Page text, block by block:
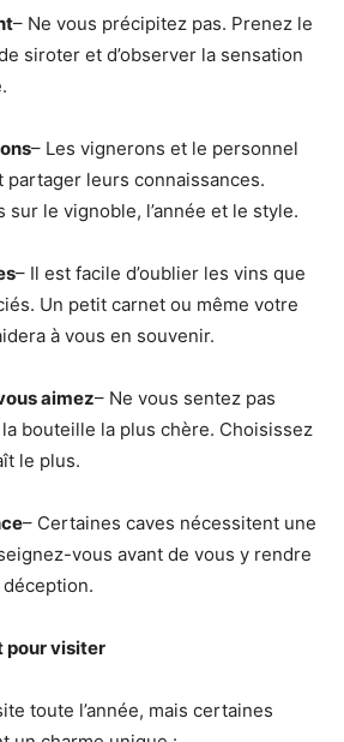
– Ne vous précipitez pas. Prenez le
siroter et d’observer la sensation
– Les vignerons et le personnel
partager leurs connaissances.
sur le vignoble, l’année et le style.
– Il est facile d’oublier les vins que
Un petit carnet ou même votre
à vous en souvenir.
aimez– Ne vous sentez pas
bouteille la plus chère. Choisissez
le plus.
– Certaines caves nécessitent une
vous avant de vous y rendre
pour visiter
toute l’année, mais certaines